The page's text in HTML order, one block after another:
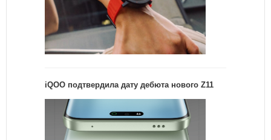
iQOO подтвердила дату дебюта нового Z11